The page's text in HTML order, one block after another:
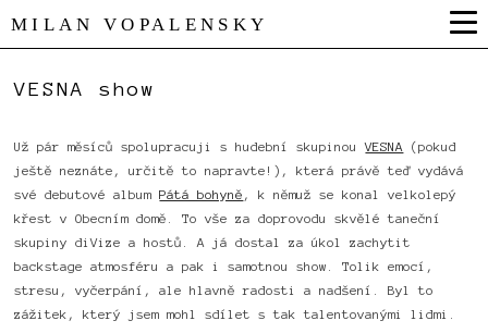
MILAN VOPALENSKY
VESNA show
Už pár měsíců spolupracuji s hudební skupinou VESNA
(pokud
ještě neznáte, určitě to napravte!), která právě teď vydává
své debutové albumPátá bohyně , k němuž se konal velkolepý
křest v Obecním domě. To vše za doprovodu skvělé taneční
skupiny diVize a hostů. A já dostal za úkol zachytit
backstage atmosféru a pak i samotnou show. Tolik emocí,
stresu, vyčerpání, ale hlavně radosti a nadšení. Byl to
zážitek, který jsem mohl sdílet s tak talentovanými lidmi.